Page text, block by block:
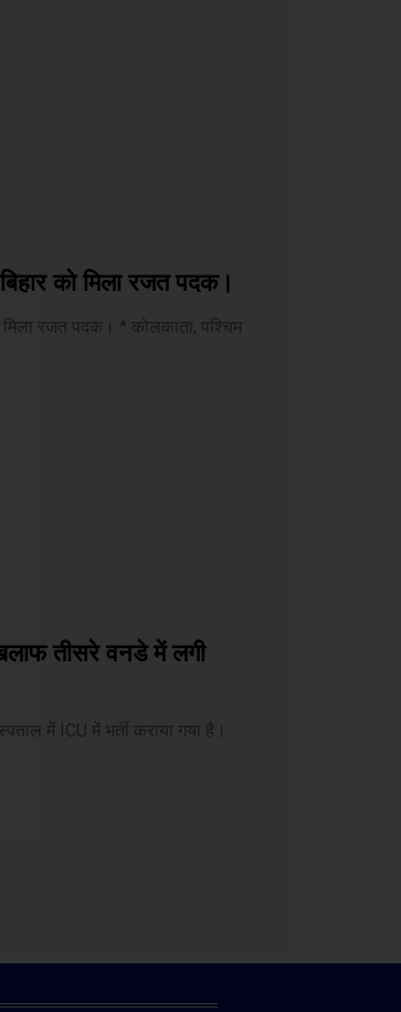
को मिला रजत पदक।
रजत पदक। * कोलकाता, पश्चिम
तीसरे वनडे में लगी
में ICU में भर्ती कराया गया है।.